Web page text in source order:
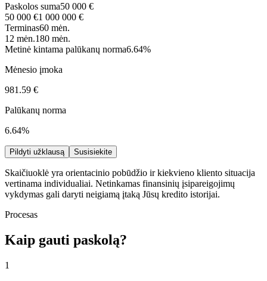
Paskolos suma50 000 €
50 000 €1 000 000 €
Terminas60 mėn.
12 mėn.180 mėn.
Metinė kintama palūkanų norma6.64%
Mėnesio įmoka
981.59 €
Palūkanų norma
6.64%
Pildyti užklausą Susisiekite
Skaičiuoklė yra orientacinio pobūdžio ir kiekvieno kliento situacija
vertinama individualiai. Netinkamas finansinių įsipareigojimų
vykdymas gali daryti neigiamą įtaką Jūsų kredito istorijai.
Procesas
Kaip gauti paskolą?
1